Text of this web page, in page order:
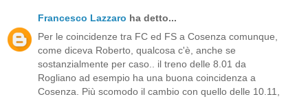
Francesco Lazzaro ha detto...
Per le coincidenze tra FC ed FS a Cosenza comunque,
come diceva Roberto, qualcosa c'è, anche se
sostanzialmente per caso.. il treno delle 8.01 da
Rogliano ad esempio ha una buona coincidenza a
Cosenza. Più scomodo il cambio con quello delle 10.11,